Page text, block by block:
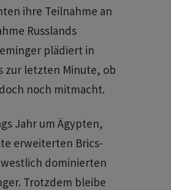
ihre Teilnahme an
Russlands
plädiert in
zur letzten Minute, ob
noch mitmacht.
Jahr um Ägypten,
erweiterten Brics-
dominierten
Trotzdem bleibe